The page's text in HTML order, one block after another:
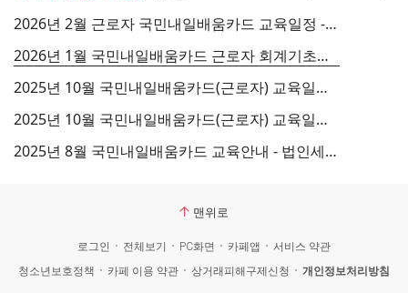
2026년 2월 근로자 국민내일배움카드 교육일정 - 2/3 개강 회계 기초부터 전산회계1급
2026년 1월 국민내일배움카드 근로자 회계기초부터 전산회계1급 자격증 취득 -1/13 개강
2025년 10월 국민내일배움카드(근로자) 교육일정 - 10/21(야간반)-법인세무조정
2025년 10월 국민내일배움카드(근로자) 교육일정 안내 -월화수 야간반(10/14 개강)
2025년 8월 국민내일배움카드 교육안내 - 법인세 세무조정신고 평일 오후반(8/29)
맨위로
로그인 전체보기 PC화면 카페앱
서비스 약관
청소년보호정책
카페 이용 약관 상거래피해구제신청 개인정보처리방침